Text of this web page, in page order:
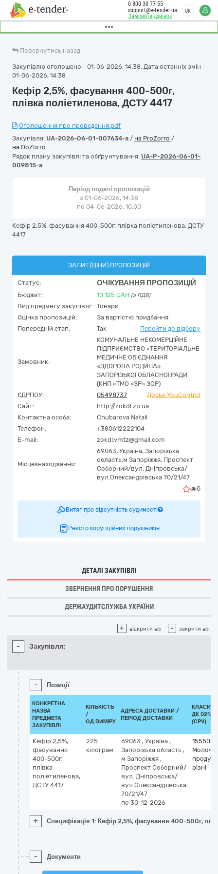
Замовити дзвінок
0 800 30 77 55
support@e-tender.ua
UK
Повернутись назад
Закупівлю оголошено - 01-06-2026, 14:38. Дата останніх змін -
01-06-2026, 14:38
Кефір 2,5%, фасування 400-500г,
плівка поліетиленова, ДСТУ 4417
Оголошення про проведення.pdf
Закупівля: UA-2026-06-01-007634-a / на ProZorro /
на DoZorro
Рядок плану закупівлі та обґрунтування: UA-P-2026-06-01-
009815-a
Період подачі пропозицій
з 01-06-2026, 14:38
по 04-06-2026, 10:00
Кефір 2,5%, фасування 400-500г, плівка поліетиленова, ДСТУ
4417
ЗАПИТ (ЦІНИ) ПРОПОЗИЦІЙ
Статус: ОЧІКУВАННЯ ПРОПОЗИЦІЙ
Бюджет: 10 125 UAH (з ПДВ)
Вид предмету закупівлі:
Товари
Оцінка пропозицій:
За вартістю придбання
Попередній етап:
Так Перейти до відбору
Замовник:
КОМУНАЛЬНЕ НЕКОМЕРЦІЙНЕ
ПІДПРИЄМСТВО «ТЕРИТОРІАЛЬНЕ
МЕДИЧНЕ ОБ’ЄДНАННЯ
«ЗДОРОВА РОДИНА»
ЗАПОРІЗЬКОЇ ОБЛАСНОЇ РАДИ
(КНП «ТМО «ЗР» ЗОР)
ЄДРПОУ:
05498737
Досьє YouControl
Сайт:
http://zokdl.zp.ua
Контактна особа:
Chubarova Natali
Телефон:
+380612222104
E-mail:
zokdl.vmtz@gmail.com
Місцезнаходження:
69063, Україна, Запорізька
область,м Запоріжжя, Проспект
Соборний/вул. Дніпровська/
вул.Олександрівська 70/21/47
0
Витяг про відсутність судимості
Реєстр корупційних порушників
ДЕТАЛІ ЗАКУПІВЛІ
ЗВЕРНЕННЯ ПРО ПОРУШЕННЯ
ДЕРЖАУДИТСЛУЖБА УКРАЇНИ
+ відкрити всі - закрити всі
- Закупівля:
- Позиції
КОНКРЕТНА
НАЗВА
ПРЕДМЕТА
ЗАКУПІВЛІ
КІЛЬКІСТЬ
/
ОД.ВИМІРУ
АДРЕСА ДОСТАВКИ /
ПЕРІОД ДОСТАВКИ
ДК
(CPV)
Кефір 2,5%,
фасування
400-500г,
плівка
поліетиленова,
ДСТУ 4417
225
кілограм
69063 , Україна ,
Запорізька область ,
м Запоріжжя ,
Проспект Соборний/
вул. Дніпровська/
вул.Олександрівська
70/21/47
по 30-12-2026
Молочні
різні
+ Специфікація 1: Кефір 2,5%, фасування 400-500г,
- Документи